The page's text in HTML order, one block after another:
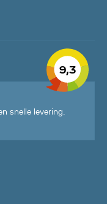
9,3
snelle levering.